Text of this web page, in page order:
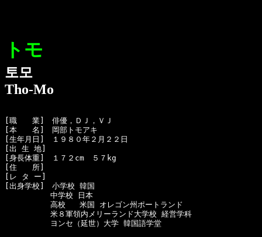
トモ
토모
Tho-Mo
[職　　業]　俳優，ＤＪ，ＶＪ
[本　　名]　岡部トモアキ
[生年月日]　１９８０年２月２２日
[出 生 地]
[身長体重]　１７２cm　５７kg
[住　　所]
[レ タ ー]
[出身学校]　小学校 韓国
中学校 日本
高校   米国 オレゴン州ポートランド
米８軍領内メリーランド大学校 経営学科
ヨンセ（延世）大学 韓国語学堂